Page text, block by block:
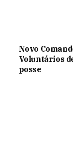
Novo
Voluntários
posse